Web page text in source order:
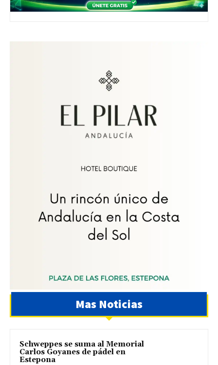
Mas Noticias
Schweppes se suma al Memorial
Carlos Goyanes de pádel en
Estepona